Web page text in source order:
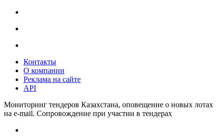
Контакты
О компании
Реклама на сайте
API
Мониторинг тендеров Казахстана, оповещение о новых лотах
на e-mail. Сопровождение при участии в тендерах